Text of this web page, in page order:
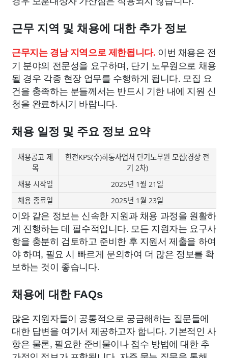
근무 지역 및 채용에 대한 추가 정보
근무지는 경남 지역으로 제한됩니다. 이번 채용은 전
기 분야의 전문성을 요구하며, 단기 노무원으로 채용
될 경우 각종 현장 업무를 수행하게 됩니다. 모집 요
건을 충족하는 분들께서는 반드시 기한 내에 지원 신
청을 완료하시기 바랍니다.
채용 일정 및 주요 정보 요약
채용공고 제
목
한전KPS(주)하동사업처 단기노무원 모집(경상 전
기 2차)
채용 시작일
2025년 1월 21일
채용 종료일
2025년 1월 23일
이와 같은 정보는 신속한 지원과 채용 과정을 원활하
게 진행하는 데 필수적입니다. 모든 지원자는 요구사
항을 충분히 검토하고 준비한 후 지원서 제출을 하여
야 하며, 필요 시 빠르게 문의하여 더 많은 정보를 확
보하는 것이 좋습니다.
채용에 대한 FAQs
많은 지원자들이 공통적으로 궁금해하는 질문들에
대한 답변을 여기서 제공하고자 합니다. 기본적인 사
항은 물론, 필요한 준비물이나 접수 방법에 대한 추